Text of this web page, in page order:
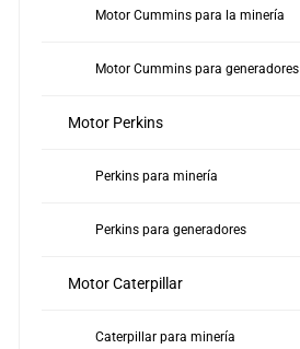
Motor Cummins para la minería
Motor Cummins para generadores
Motor Perkins
Perkins para minería
Perkins para generadores
Motor Caterpillar
Caterpillar para minería